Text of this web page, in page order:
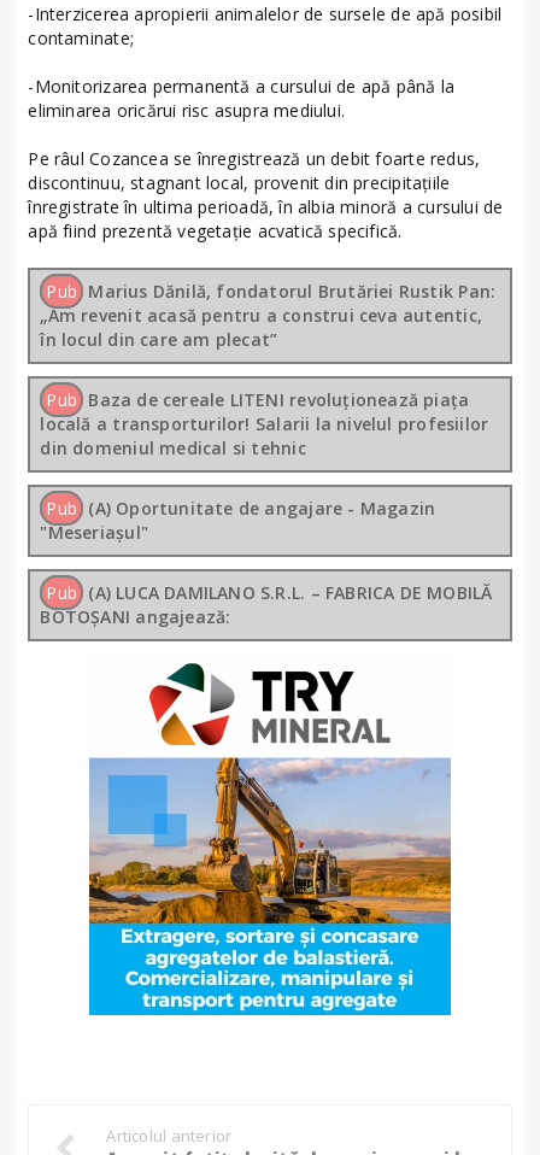
-Interzicerea apropierii animalelor de sursele de apă posibil
contaminate;
-Monitorizarea permanentă a cursului de apă până la
eliminarea oricărui risc asupra mediului.
Pe râul Cozancea se înregistrează un debit foarte redus,
discontinuu, stagnant local, provenit din precipitațiile
înregistrate în ultima perioadă, în albia minoră a cursului de
apă fiind prezentă vegetație acvatică specifică.
Pub Marius Dănilă, fondatorul Brutăriei Rustik Pan:
„Am revenit acasă pentru a construi ceva autentic,
în locul din care am plecat”
Pub Baza de cereale LITENI revoluționează piața
locală a transporturilor! Salarii la nivelul profesiilor
din domeniul medical si tehnic
Pub (A) Oportunitate de angajare - Magazin
"Meseriașul"
Pub (A) LUCA DAMILANO S.R.L. – FABRICA DE MOBILĂ
BOTOȘANI angajează:
Articolul anterior